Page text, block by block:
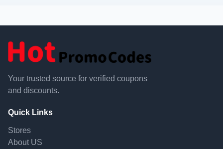
Your trusted source for verified coupons
and discounts.
Quick Links
Stores
About US